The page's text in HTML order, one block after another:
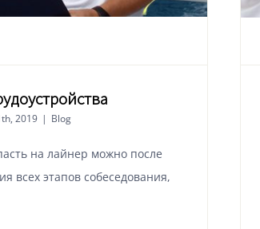
2019 | Blog
на лайнер можно после
всех этапов собеседования,